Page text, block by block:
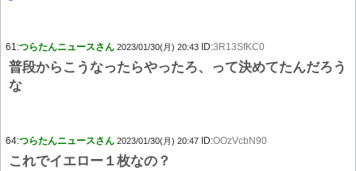
61:つらたんニュースさん 2023/01/30(月) 20:43 ID:3R13SfKC0
普段からこうなったらやったろ、って決めてたんだろう
な
64:つらたんニュースさん 2023/01/30(月) 20:47 ID:OOzVcbN90
これでイエロー１枚なの？